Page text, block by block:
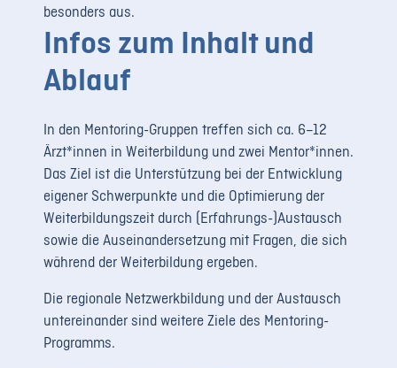
besonders aus.
Infos zum Inhalt und
Ablauf
In den Mentoring-Gruppen treffen sich ca. 6–12
Ärzt*innen in Weiterbildung und zwei Mentor*innen.
Das Ziel ist die Unterstützung bei der Entwicklung
eigener Schwerpunkte und die Optimierung der
Weiterbildungszeit durch (Erfahrungs-)Austausch
sowie die Auseinandersetzung mit Fragen, die sich
während der Weiterbildung ergeben.
Die regionale Netzwerkbildung und der Austausch
untereinander sind weitere Ziele des Mentoring-
Programms.